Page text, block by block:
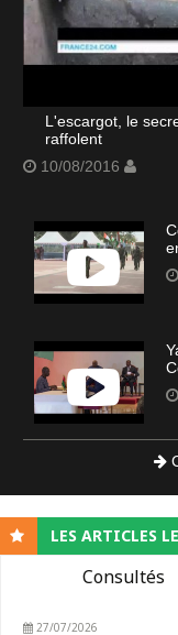
L'escargot, le
raffolent
10/08/2016
LES ARTICLES
Consultés
27/07/2026